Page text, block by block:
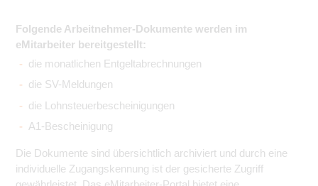
Folgende Arbeitnehmer-Dokumente werden im
eMitarbeiter bereitgestellt:
die monatlichen Entgeltabrechnungen
die SV-Meldungen
die Lohnsteuerbescheinigungen
A1-Bescheinigung
Die Dokumente sind übersichtlich archiviert und durch eine
individuelle Zugangskennung ist der gesicherte Zugriff